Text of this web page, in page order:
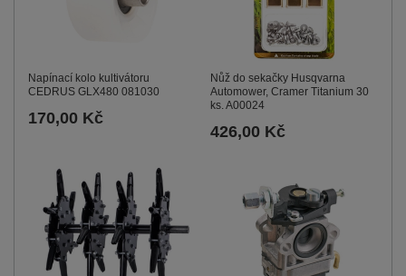
Napínací kolo kultivátoru
CEDRUS GLX480 081030
170,00 Kč
Nůž do sekačky Husqvarna
Automower, Cramer Titanium 30
ks. A00024
426,00 Kč